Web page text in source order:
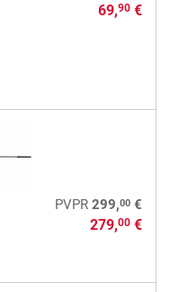
69,90€
PVPR 299,00€
279,00€